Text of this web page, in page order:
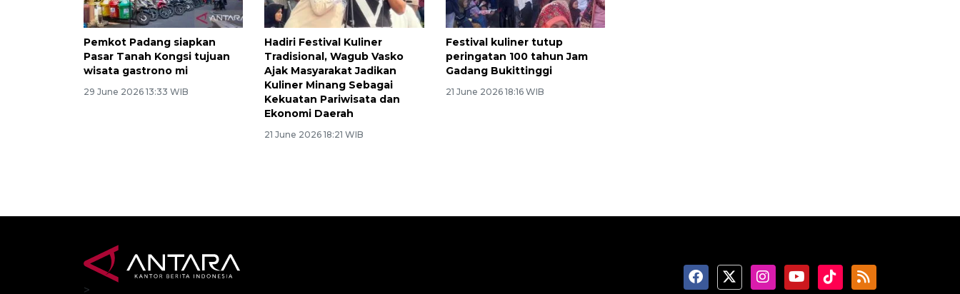
Pemkot Padang siapkan
Pasar Tanah Kongsi tujuan
wisata gastrono mi
29 June 2026 13:33 WIB
Hadiri Festival Kuliner
Tradisional, Wagub Vasko
Ajak Masyarakat Jadikan
Kuliner Minang Sebagai
Kekuatan Pariwisata dan
Ekonomi Daerah
21 June 2026 18:21 WIB
Festival kuliner tutup
peringatan 100 tahun Jam
Gadang Bukittinggi
21 June 2026 18:16 WIB
>